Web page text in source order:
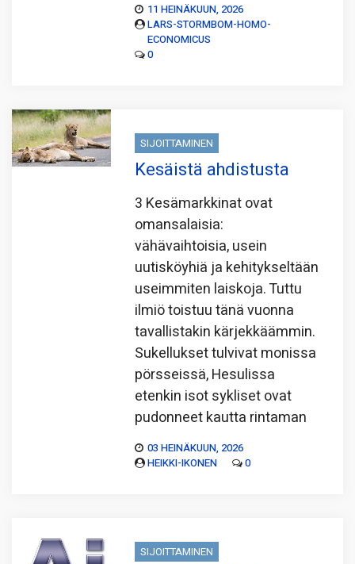
11 HEINÄKUUN, 2026
LARS-STORMBOM-HOMO-
ECONOMICUS
0
SIJOITTAMINEN
Kesäistä ahdistusta
3 Kesämarkkinat ovat
omansalaisia:
vähävaihtoisia, usein
uutisköyhiä ja kehitykseltään
useimmiten laiskoja. Tuttu
ilmiö toistuu tänä vuonna
tavallistakin kärjekkäämmin.
Sukellukset tulvivat monissa
pörsseissä, Hesulissa
etenkin isot sykliset ovat
pudonneet kautta rintaman
03 HEINÄKUUN, 2026
HEIKKI-IKONEN
0
SIJOITTAMINEN